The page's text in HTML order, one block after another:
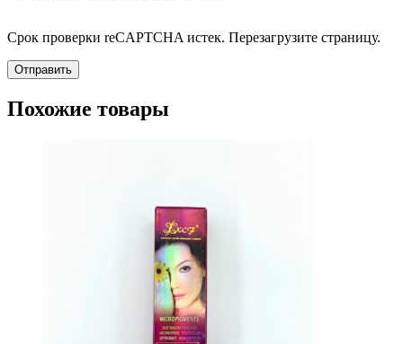
Срок проверки reCAPTCHA истек. Перезагрузите страницу.
Похожие товары